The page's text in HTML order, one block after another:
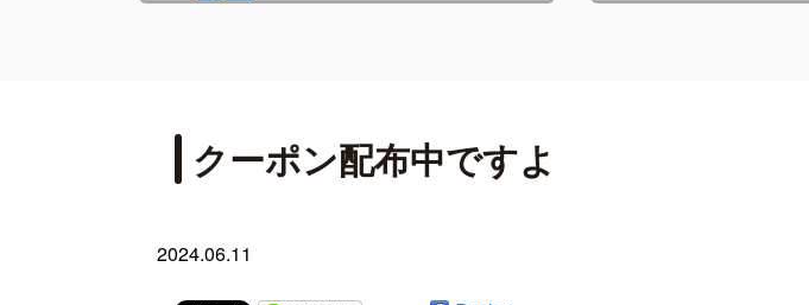
クーポン配布中ですよ
2024.06.11